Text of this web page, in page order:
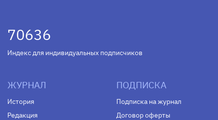
70636
Индекс для индивидуальных подписчиков
ЖУРНАЛ
История
Редакция
ПОДПИСКА
Подписка на журнал
Договор оферты